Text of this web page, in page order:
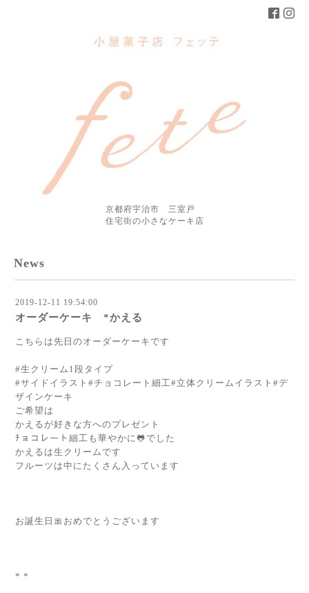
京都府宇治市 三室戸
住宅街の小さなケーキ店
News
2019-12-11 19:54:00
オーダーケーキ *かえる
こちらは先日のオーダーケーキです
#生クリーム1段タイプ
#サイドイラスト#チョコレート細工#立体クリームイラスト#デ
ザインケーキ
ご希望は
かえるが好きな方へのプレゼント
ﾁョコレート細工も華やかに🐸でした
かえるは生クリームです
フルーツは中にたくさん入っています
お誕生日🎀おめでとうございます
* *